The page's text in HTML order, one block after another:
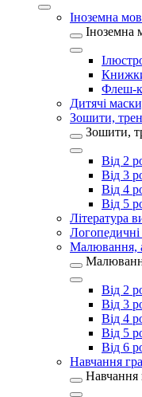
Іноземна
Іноземна
Флеш-
Дитячі
Зошити,
Зошити,
Від 2
Від 3
Від 4
Від 5
Література
Малювання,
Від 2
Від 3
Від 4
Від 5
Від 6
Навчання
Навчання